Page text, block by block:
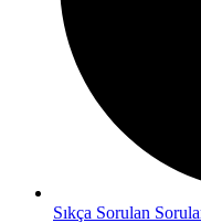
Sıkça Sorulan